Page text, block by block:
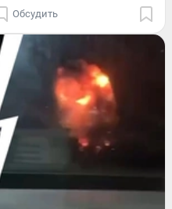
Обсудить